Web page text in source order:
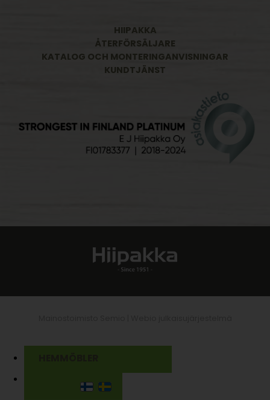
HIIPAKKA
ÅTERFÖRSÄLJARE
KATALOG OCH MONTERINGANVISNINGAR
KUNDTJÄNST